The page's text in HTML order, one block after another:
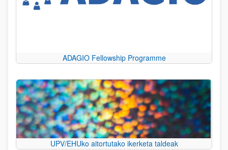
ADAGIO Fellowship Programme
UPV/EHUko aitortutako ikerketa taldeak